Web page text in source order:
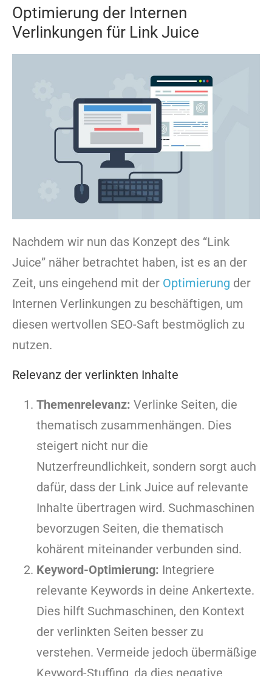
Optimierung der Internen
Verlinkungen für Link Juice
Nachdem wir nun das Konzept des “Link
Juice” näher betrachtet haben, ist es an der
Zeit, uns eingehend mit der Optimierung der
Internen Verlinkungen zu beschäftigen, um
diesen wertvollen SEO-Saft bestmöglich zu
nutzen.
Relevanz der verlinkten Inhalte
Themenrelevanz: Verlinke Seiten, die
thematisch zusammenhängen. Dies
steigert nicht nur die
Nutzerfreundlichkeit, sondern sorgt auch
dafür, dass der Link Juice auf relevante
Inhalte übertragen wird. Suchmaschinen
bevorzugen Seiten, die thematisch
kohärent miteinander verbunden sind.
Keyword-Optimierung: Integriere
relevante Keywords in deine Ankertexte.
Dies hilft Suchmaschinen, den Kontext
der verlinkten Seiten besser zu
verstehen. Vermeide jedoch übermäßige